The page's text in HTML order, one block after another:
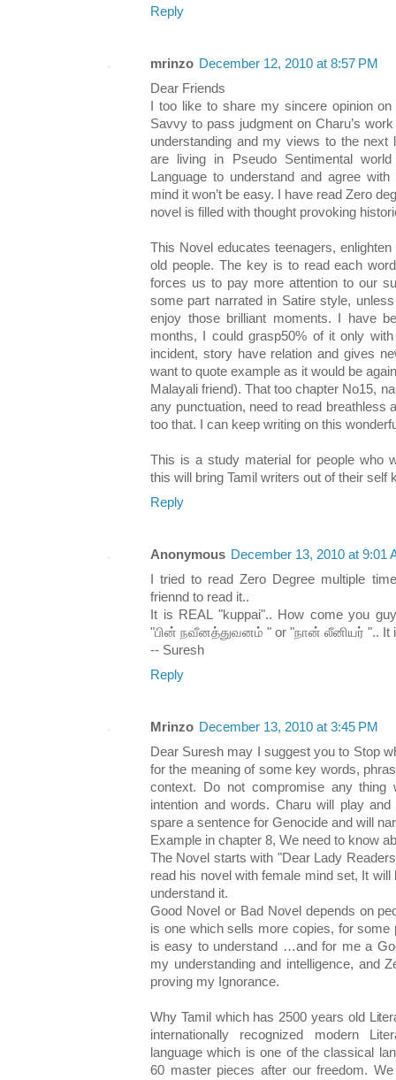
Reply
mrinzo December 12, 2010 at 8:57 PM
Dear Friends
I too like to share my sincere opinion
Savvy to pass judgment on Charu’s
understanding and my views to the
are living in Pseudo Sentimental
Language to understand and agree
mind it won’t be easy. I have read Zero
novel is filled with thought provoking
This Novel educates teenagers,
old people. The key is to read each
forces us to pay more attention to our
some part narrated in Satire style,
enjoy those brilliant moments. I have
months, I could grasp50% of it only
incident, story have relation and gives
want to quote example as it would be
Malayali friend). That too chapter No15,
any punctuation, need to read breathless
too that. I can keep writing on this
This is a study material for people who
this will bring Tamil writers out of their self
Reply
Anonymous December 13, 2010 at 9:01
I tried to read Zero Degree multiple
friennd to read it..
It is REAL "kuppai".. How come you
"பின் நவீனத்துவனம் " or "நான் லீனியர் ".. It
-- Suresh
Reply
Mrinzo December 13, 2010 at 3:45 PM
Dear Suresh may I suggest you to Stop
for the meaning of some key words,
context. Do not compromise any thing
intention and words. Charu will play
spare a sentence for Genocide and will
Example in chapter 8, We need to know
The Novel starts with "Dear Lady
read his novel with female mind set, It
understand it.
Good Novel or Bad Novel depends on
is one which sells more copies, for
is easy to understand …and for me a
my understanding and intelligence, and
proving my Ignorance.
Why Tamil which has 2500 years old
internationally recognized modern
language which is one of the classical
60 master pieces after our freedom.